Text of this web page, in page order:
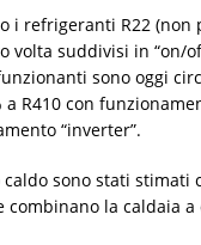
i refrigeranti R22 (non
volta suddivisi in “on/
sono oggi
R410 con
“inverter”.
sono stati stimati
la caldaia a